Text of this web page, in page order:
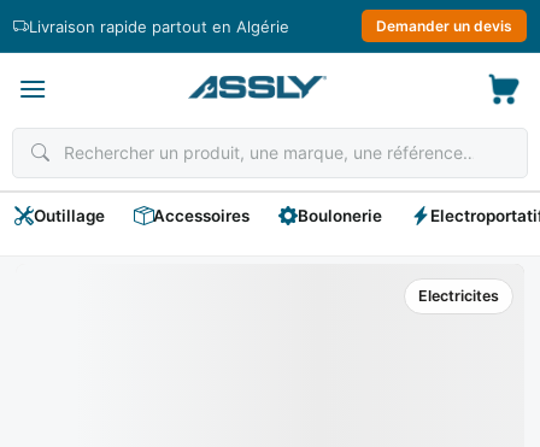
Livraison rapide partout en Algérie Demander un devis
Outillage Accessoires Boulonerie
Electricites